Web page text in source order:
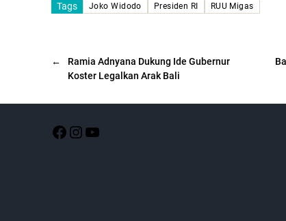
Tags Joko Widodo Presiden RI RUU Migas
←
Ramia Adnyana Dukung Ide Gubernur
Koster Legalkan Arak Bali